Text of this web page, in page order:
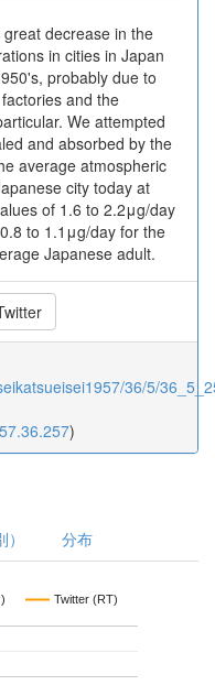
decrease in the
in cities in Japan
probably due to
and the
We attempted
and absorbed by the
average atmospheric
city today at
of 1.6 to 2.2μg/day
to 1.1μg/day for the
Japanese adult.
36/5/
)
分布
Twitter (RT)